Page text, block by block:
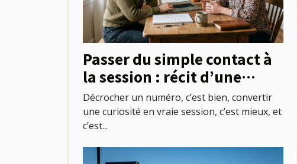
Passer du simple contact à
la session : récit d’une
première réservation
réussie
Décrocher un numéro, c’est bien, convertir
une curiosité en vraie session, c’est mieux, et
c’est...